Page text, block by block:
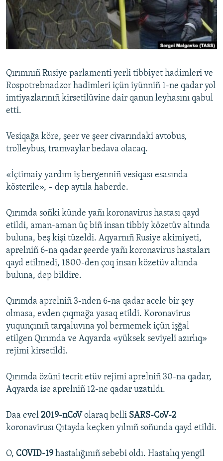
Русский
Українською
RFE/RS bütün saytları
Qırımnıñ Rusiye parlamenti yerli tibbiyet hadimleri ve
Rospotrebnadzor hadimleri içün iyünniñ 1-ne qadar yol
imtiyazlarınıñ kirsetilüvine dair qanun leyhasını qabul
etti.
Vesiqağa köre, şeer ve şeer civarındaki avtobus,
trolleybus, tramvaylar bedava olacaq.
«İçtimaiy yardım iş bergenniñ vesiqası esasında
kösterile», – dep aytıla haberde.
Qırımda soñki künde yañı koronavirus hastası qayd
etildi, aman-aman üç biñ insan tibbiy közetüv altında
buluna, beş kişi tüzeldi. Aqyarnıñ Rusiye akimiyeti,
aprelniñ 6-na qadar şeerde yañı koronavirus hastaları
qayd etilmedi, 1800-den çoq insan közetüv altında
buluna, dep bildire.
Qırımda aprelniñ 3-nden 6-na qadar acele bir şey
olmasa, evden çıqmağa yasaq etildi. Koronavirus
yuqunçınıñ tarqaluvına yol bermemek içün işğal
etilgen Qırımda ve Aqyarda «yüksek seviyeli azırlıq»
rejimi kirsetildi.
Qırımda özüni tecrit etüv rejimi aprelniñ 30-na qadar,
Aqyarda ise aprelniñ 12-ne qadar uzatıldı.
Daa evel 2019-nCoV olaraq belli SARS-CoV-2
koronavirusı Qıtayda keçken yılnıñ soñunda qayd etildi.
O, COVID-19 hastalığınıñ sebebi oldı. Hastalıq yengil